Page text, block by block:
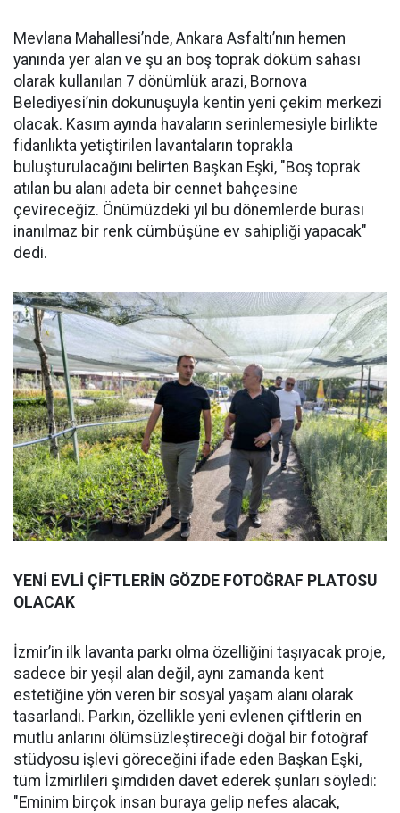
Mevlana Mahallesi’nde, Ankara Asfaltı’nın hemen
yanında yer alan ve şu an boş toprak döküm sahası
olarak kullanılan 7 dönümlük arazi, Bornova
Belediyesi’nin dokunuşuyla kentin yeni çekim merkezi
olacak. Kasım ayında havaların serinlemesiyle birlikte
fidanlıkta yetiştirilen lavantaların toprakla
buluşturulacağını belirten Başkan Eşki, "Boş toprak
atılan bu alanı adeta bir cennet bahçesine
çevireceğiz. Önümüzdeki yıl bu dönemlerde burası
inanılmaz bir renk cümbüşüne ev sahipliği yapacak"
dedi.
YENİ EVLİ ÇİFTLERİN GÖZDE FOTOĞRAF PLATOSU
OLACAK
İzmir’in ilk lavanta parkı olma özelliğini taşıyacak proje,
sadece bir yeşil alan değil, aynı zamanda kent
estetiğine yön veren bir sosyal yaşam alanı olarak
tasarlandı. Parkın, özellikle yeni evlenen çiftlerin en
mutlu anlarını ölümsüzleştireceği doğal bir fotoğraf
stüdyosu işlevi göreceğini ifade eden Başkan Eşki,
tüm İzmirlileri şimdiden davet ederek şunları söyledi:
"Eminim birçok insan buraya gelip nefes alacak,